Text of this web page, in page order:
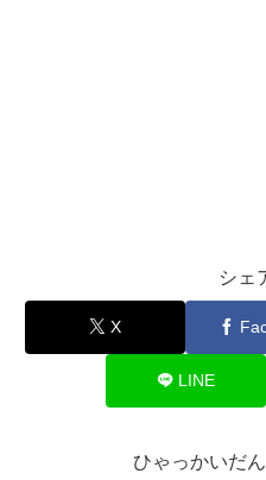
シェ
X
LINE
ひゃっかいだ